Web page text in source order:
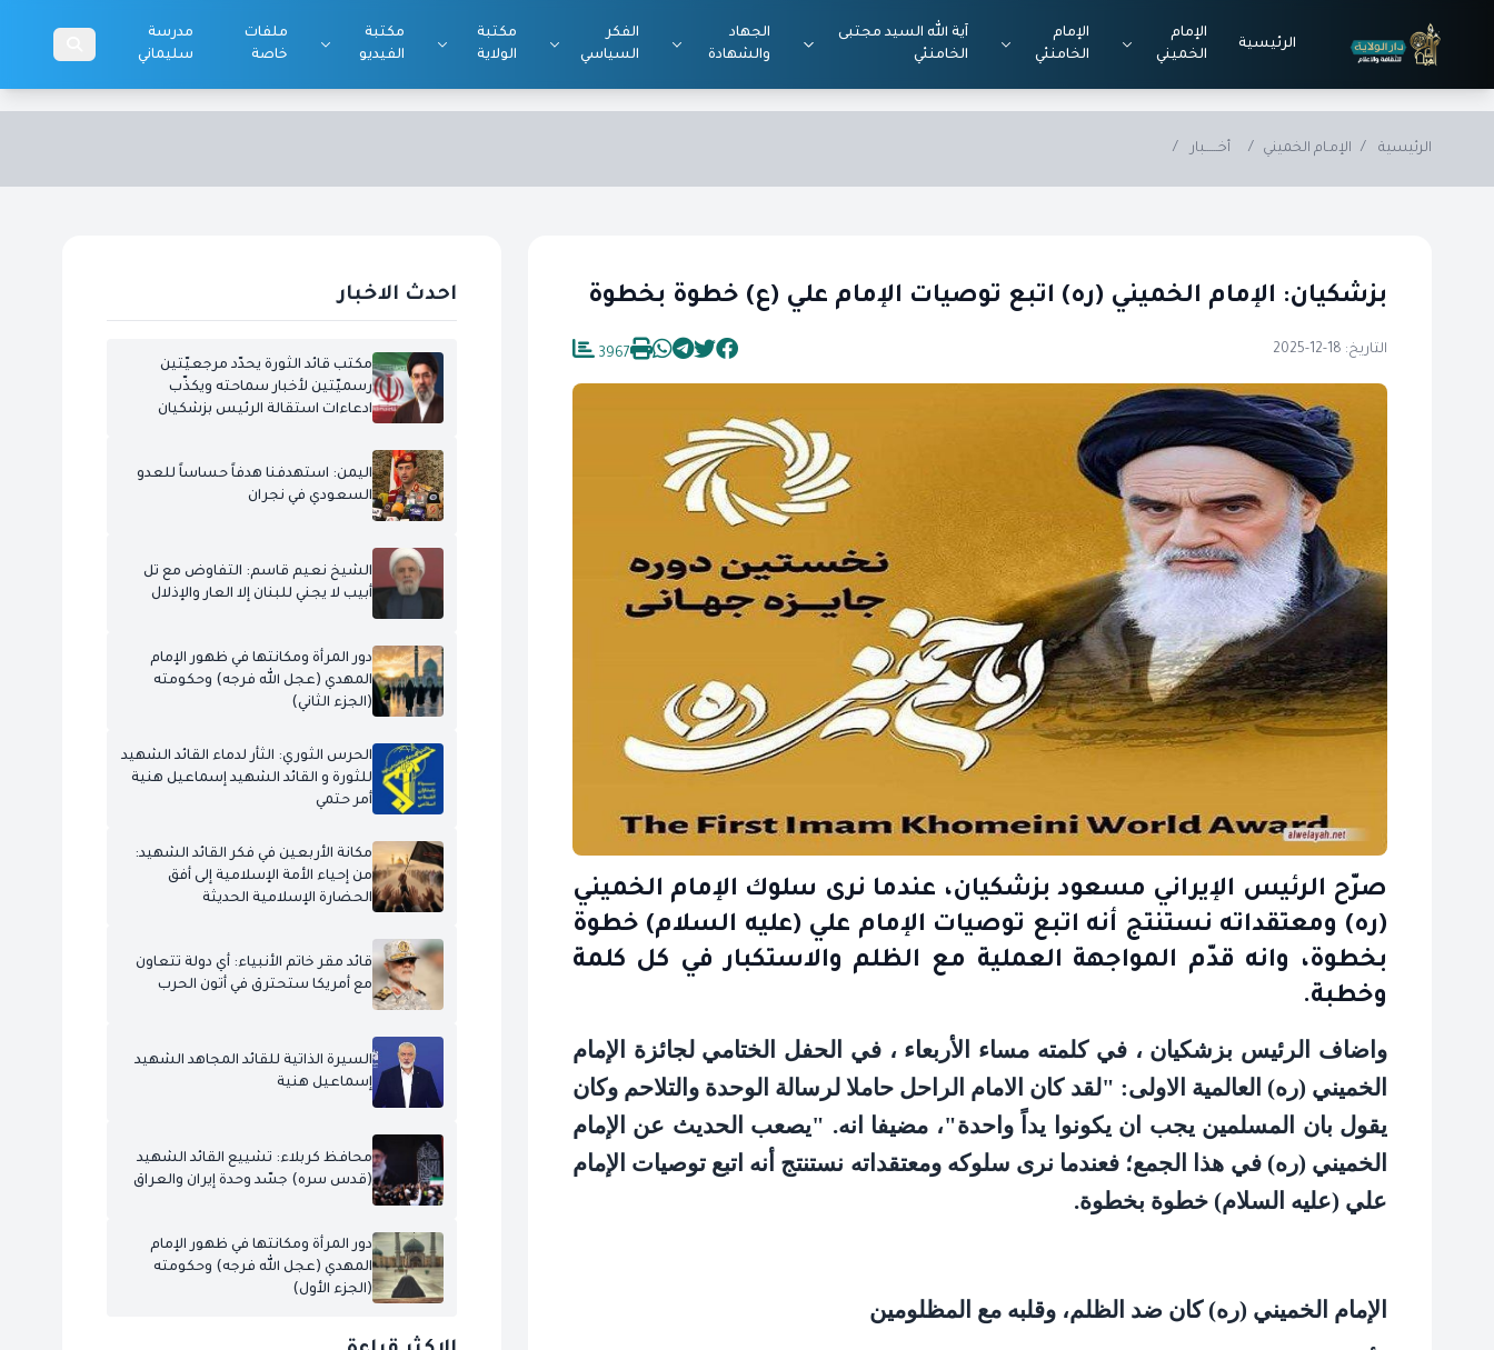
الرئيسية
الإمام
الخميني
الإمام
الخامنئي
آية الله السيد مجتبى
الخامنئي
الجهاد
والشهادة
الفكر
السياسي
مكتبة
الولاية
مكتبة
الفيديو
ملفات
خاصة
مدرسة
سليماني
الرئيسية / الإمـام الخميني / أخــــــبار /
بزشكيان: الإمام الخميني (ره) اتبع توصيات الإمام علي (ع) خطوة بخطوة
التاريخ: 18-12-2025 3967
صرّح الرئيس الإيراني مسعود بزشكيان، عندما نرى سلوك الإمام الخميني
(ره) ومعتقداته نستنتج أنه اتبع توصيات الإمام علي (عليه السلام) خطوة
بخطوة، وانه قدّم المواجهة العملية مع الظلم والاستكبار في كل كلمة
وخطبة.
واضاف الرئيس بزشكيان ، في كلمته مساء الأربعاء ، في الحفل الختامي لجائزة الإمام
الخميني (ره) العالمية الاولى: "لقد كان الامام الراحل حاملا لرسالة الوحدة والتلاحم وكان
يقول بان المسلمين يجب ان يكونوا يداً واحدة"، مضيفا انه. "يصعب الحديث عن الإمام
الخميني (ره) في هذا الجمع؛ فعندما نرى سلوكه ومعتقداته نستنتج أنه اتبع توصيات الإمام
علي (عليه السلام) خطوة بخطوة.
الإمام الخميني (ره) كان ضد الظلم، وقلبه مع المظلومين
احدث الاخبار
مكتب قائد الثورة يحدّد مرجعيّتين
رسميّتين لأخبار سماحته ويكذّب
ادعاءات استقالة الرئيس بزشكيان
اليمن: استهدفنا هدفاً حساساً للعدو
السعودي في نجران
الشيخ نعيم قاسم: التفاوض مع تل
أبيب لا يجني للبنان إلا العار والإذلال
دور المرأة ومكانتها في ظهور الإمام
المهدي (عجل الله فرجه) وحكومته
(الجزء الثاني)
الحرس الثوري: الثأر لدماء القائد الشهيد
للثورة و القائد الشهيد إسماعيل هنية
أمر حتمي
مكانة الأربعين في فكر القائد الشهيد:
من إحياء الأمة الإسلامية إلى أفق
الحضارة الإسلامية الحديثة
قائد مقر خاتم الأنبياء: أي دولة تتعاون
مع أمريكا ستحترق في أتون الحرب
السيرة الذاتية للقائد المجاهد الشهيد
إسماعيل هنية
محافظ كربلاء: تشييع القائد الشهيد
(قدس سره) جسّد وحدة إيران والعراق
دور المرأة ومكانتها في ظهور الإمام
المهدي (عجل الله فرجه) وحكومته
(الجزء الأول)